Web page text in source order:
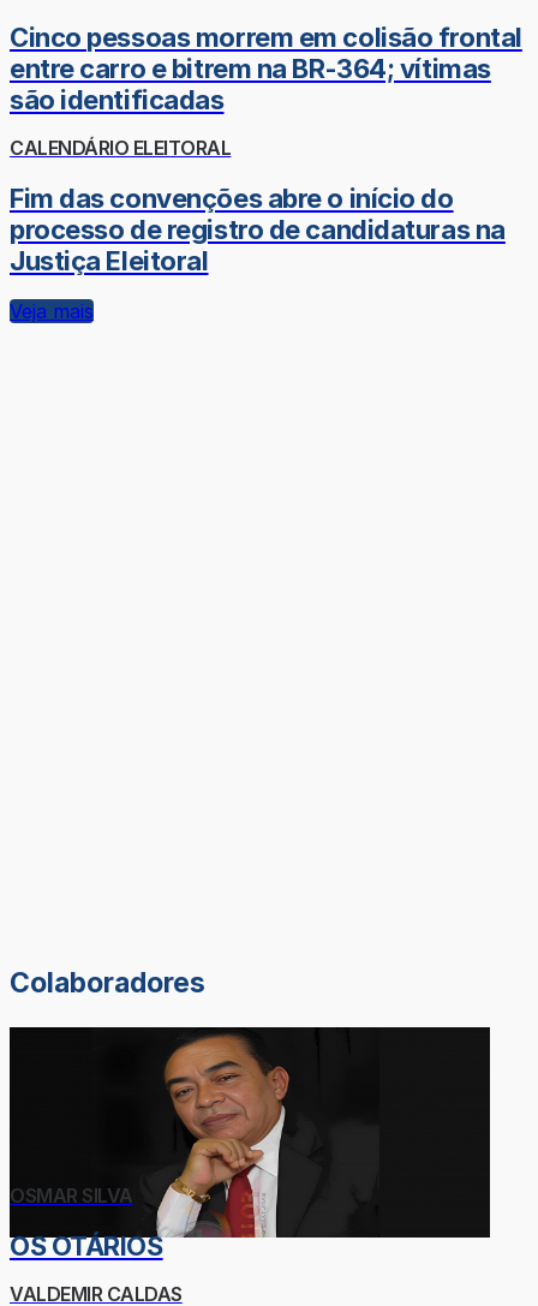
Cinco pessoas morrem em colisão frontal
entre carro e bitrem na BR-364; vítimas
são identificadas
CALENDÁRIO ELEITORAL
Fim das convenções abre o início do
processo de registro de candidaturas na
Justiça Eleitoral
Veja mais
Colaboradores
OSMAR SILVA
OS OTÁRIOS
VALDEMIR CALDAS